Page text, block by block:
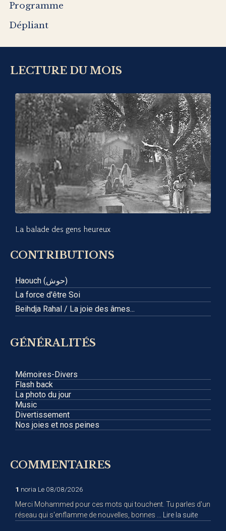
Programme
Dépliant
LECTURE DU MOIS
La balade des gens heureux
CONTRIBUTIONS
Haouch (حوش)
La force d'être Soi
Beihdja Rahal / La joie des âmes...
GÉNÉRALITÉS
Mémoires-Divers
Flash back
La photo du jour
Music
Divertissement
Nos joies et nos peines
COMMENTAIRES
1 noria Le 08/08/2026
Merci Mohammed pour ces mots qui touchent. Tu parles d'un
réseau qui s'enflamme de nouvelles, bonnes ... Lire la suite